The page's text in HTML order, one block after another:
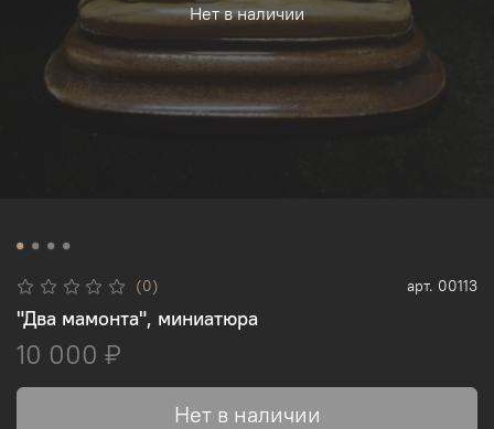
Нет в наличии
(0) арт. 00113
"Два мамонта", миниатюра
10 000 ₽
Нет в наличии